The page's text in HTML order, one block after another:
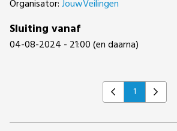
Organisator:JouwVeilingen
Sluiting vanaf
04-08-2024 - 21:00 (en daarna)
Previous
1 Next